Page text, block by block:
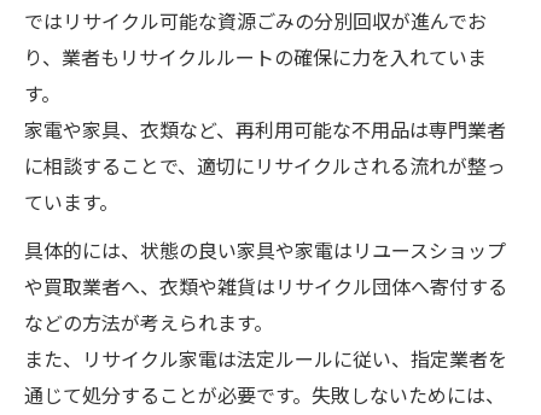
ではリサイクル可能な資源ごみの分別回収が進んでお
り、業者もリサイクルルートの確保に力を入れていま
す。
家電や家具、衣類など、再利用可能な不用品は専門業者
に相談することで、適切にリサイクルされる流れが整っ
ています。
具体的には、状態の良い家具や家電はリユースショップ
や買取業者へ、衣類や雑貨はリサイクル団体へ寄付する
などの方法が考えられます。
また、リサイクル家電は法定ルールに従い、指定業者を
通じて処分することが必要です。失敗しないためには、